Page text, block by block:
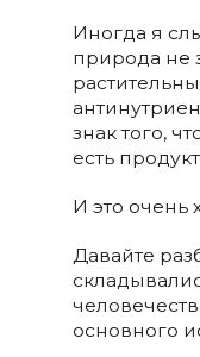
Иногда я
природа не
знак того,
есть
И это очень
Давайте
основного